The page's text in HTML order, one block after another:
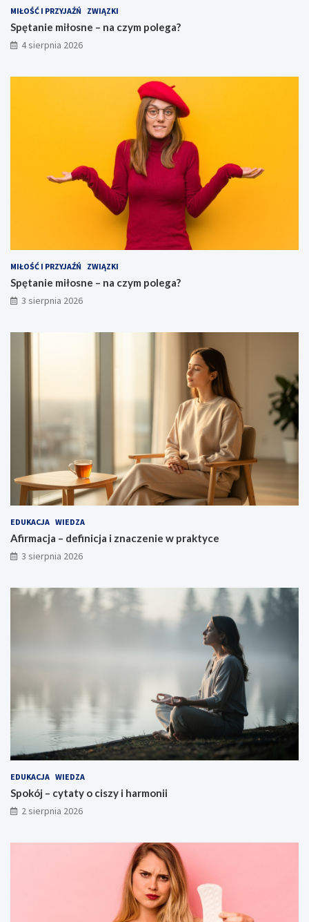
MIŁOŚĆ I PRZYJAŹŃ ZWIĄZKI
Spętanie miłosne – na czym polega?
4 sierpnia 2026
MIŁOŚĆ I PRZYJAŹŃ ZWIĄZKI
Spętanie miłosne – na czym polega?
3 sierpnia 2026
EDUKACJA WIEDZA
Afirmacja – definicja i znaczenie w praktyce
3 sierpnia 2026
EDUKACJA WIEDZA
Spokój – cytaty o ciszy i harmonii
2 sierpnia 2026